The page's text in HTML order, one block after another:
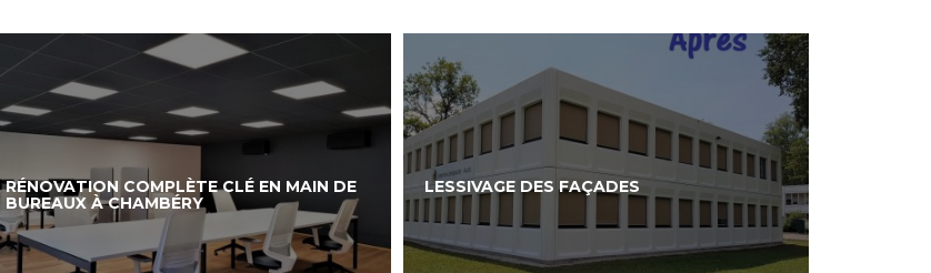
RÉNOVATION COMPLÈTE CLÉ EN MAIN DE
BUREAUX À CHAMBÉRY
LESSIVAGE DES FAÇADES